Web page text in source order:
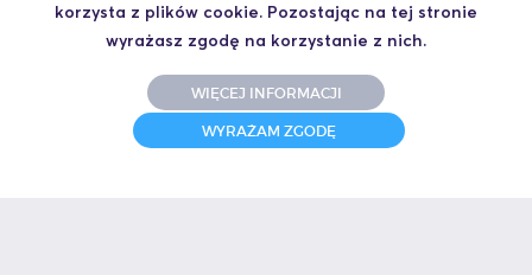
Chcesz otrzymać ofertę albo masz pytanie techniczne? Zadzwoń do
mnie.
korzysta z plików cookie. Pozostając na tej stronie
wyrażasz zgodę na korzystanie z nich.
WIĘCEJ INFORMACJI
WYRAŻAM ZGODĘ